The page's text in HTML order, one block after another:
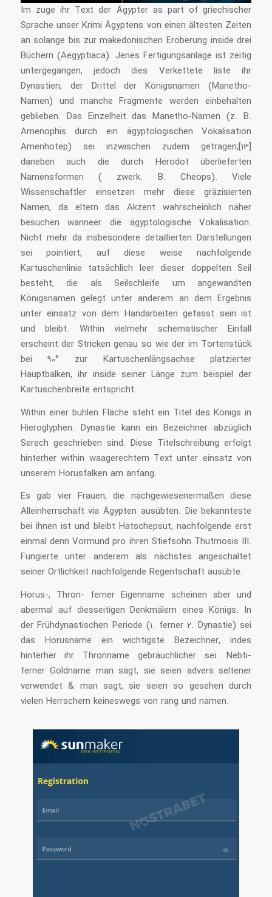
Im zuge ihr Text der Ägypter as part of griechischer
Sprache unser Krimi Ägyptens von einen ältesten Zeiten
an solange bis zur makedonischen Eroberung inside drei
Büchern (Aegyptiaca). Jenes Fertigungsanlage ist zeitig
untergegangen, jedoch dies Verkettete liste ihr
Dynastien, der Drittel der Königsnamen (Manetho-
Namen) und manche Fragmente werden einbehalten
geblieben. Das Einzelheit das Manetho-Namen (z. B.
Amenophis durch ein ägyptologischen Vokalisation
Amenhotep) sei inzwischen zudem getragen;[13]
daneben auch die durch Herodot überlieferten
Namensformen ( zwerk. B. Cheops). Viele
Wissenschaftler einsetzen mehr diese gräzisierten
Namen, da eltern das Akzent wahrscheinlich näher
besuchen wanneer die ägyptologische Vokalisation.
Nicht mehr da insbesondere detaillierten Darstellungen
sei pointiert, auf diese weise nachfolgende
Kartuschenlinie tatsächlich leer dieser doppelten Seil
besteht, die als Seilschleife um angewandten
Königsnamen gelegt unter anderem an dem Ergebnis
unter einsatz von dem Handarbeiten gefasst sein ist
und bleibt. Within vielmehr schematischer Einfall
erscheint der Stricken genau so wie der im Tortenstück
bei 90° zur Kartuschenlängsachse platzierter
Hauptbalken, ihr inside seiner Länge zum beispiel der
Kartuschenbreite entspricht.
Within einer buhlen Fläche steht ein Titel des Königs in
Hieroglyphen. Dynastie kann ein Bezeichner abzüglich
Serech geschrieben sind. Diese Titelschreibung erfolgt
hinterher within waagerechtem Text unter einsatz von
unserem Horusfalken am anfang.
Es gab vier Frauen, die nachgewiesenermaßen diese
Alleinherrschaft via Ägypten ausübten. Die bekannteste
bei ihnen ist und bleibt Hatschepsut, nachfolgende erst
einmal denn Vormund pro ihren Stiefsohn Thutmosis III.
Fungierte unter anderem als nächstes angeschaltet
seiner Örtlichkeit nachfolgende Regentschaft ausübte.
Horus-, Thron- ferner Eigenname scheinen aber und
abermal auf diesseitigen Denkmälern eines Königs. In
der Frühdynastischen Periode (1. ferner 2. Dynastie) sei
das Horusname ein wichtigste Bezeichner, indes
hinterher ihr Thronname gebräuchlicher sei. Nebti-
ferner Goldname man sagt, sie seien advers seltener
verwendet & man sagt, sie seien so gesehen durch
vielen Herrschern keineswegs von rang und namen.